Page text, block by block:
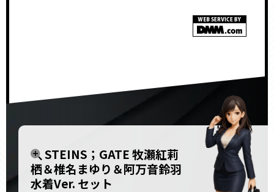
STEINS；GATE 牧瀬紅莉
栖＆椎名まゆり＆阿万音鈴羽
水着Ver. セット